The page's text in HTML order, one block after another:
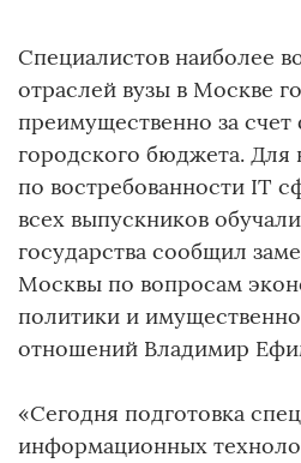
Специалистов наиболее
отраслей вузы в Москве
преимущественно за
городского бюджета. Для
по востребованности IT
всех выпускников
государства сообщил
Москвы по вопросам
политики и
отношений Владимир
«Сегодня подготовка
информационных